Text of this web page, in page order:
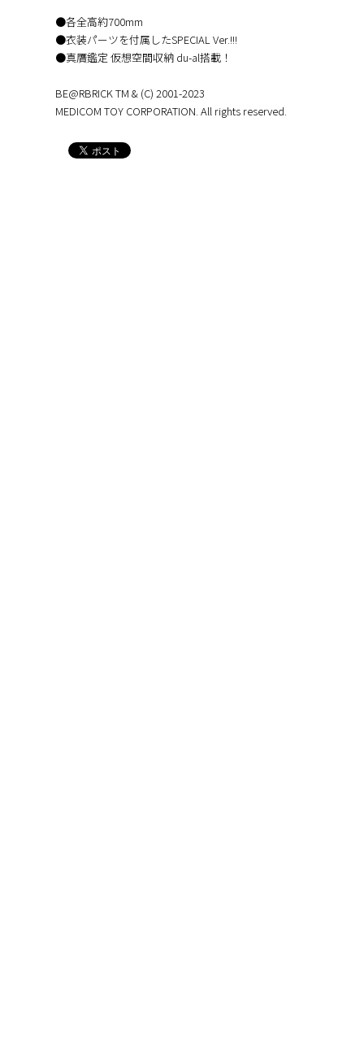
●各全高約700mm
●衣装パーツを付属したSPECIAL Ver.!!!
●真贋鑑定 仮想空間収納 du-al搭載！
BE@RBRICK TM & (C) 2001-2023
MEDICOM TOY CORPORATION. All rights reserved.